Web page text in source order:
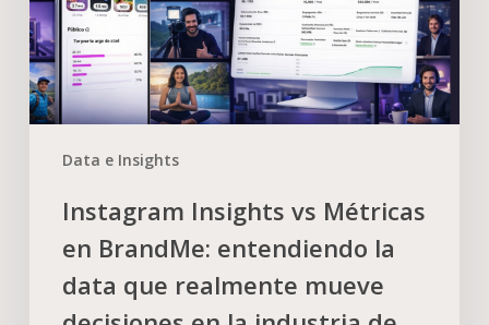
Data e Insights
Instagram Insights vs Métricas
en BrandMe: entendiendo la
data que realmente mueve